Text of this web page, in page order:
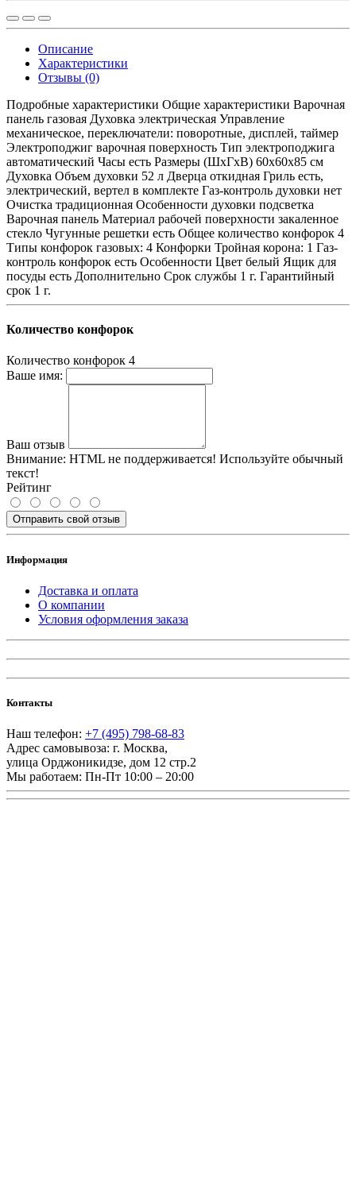
Описание
Характеристики
Отзывы (0)
Подробные характеристики Общие характеристики Варочная
панель газовая Духовка электрическая Управление
механическое, переключатели: поворотные, дисплей, таймер
Электроподжиг варочная поверхность Тип электроподжига
автоматический Часы есть Размеры (ШхГхВ) 60x60x85 см
Духовка Объем духовки 52 л Дверца откидная Гриль есть,
электрический, вертел в комплекте Газ-контроль духовки нет
Очистка традиционная Особенности духовки подсветка
Варочная панель Материал рабочей поверхности закаленное
стекло Чугунные решетки есть Общее количество конфорок 4
Типы конфорок газовых: 4 Конфорки Тройная корона: 1 Газ-
контроль конфорок есть Особенности Цвет белый Ящик для
посуды есть Дополнительно Срок службы 1 г. Гарантийный
срок 1 г.
Количество конфорок
Количество конфорок 4
Ваше имя:
Ваш отзыв
Внимание: HTML не поддерживается! Используйте обычный
текст!
Рейтинг
Отправить свой отзыв
Информация
Доставка и оплата
О компании
Условия оформления заказа
Контакты
Наш телефон: +7 (495) 798-68-83
Адрес самовывоза: г. Москва,
улица Орджоникидзе, дом 12 стр.2
Мы работаем: Пн-Пт 10:00 – 20:00